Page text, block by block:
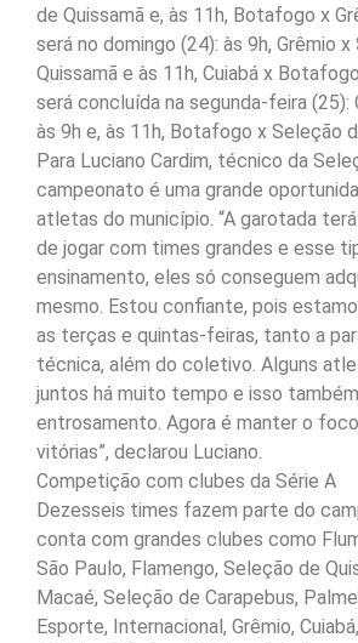
de Quissamã e, às 11h, Botafogo x
será no domingo (24): às 9h, Grêmio
Quissamã e às 11h, Cuiabá x
será concluída na segunda-feira (25):
às 9h e, às 11h, Botafogo x Seleção
Para Luciano Cardim, técnico da
campeonato é uma grande
atletas do município. “A garotada
de jogar com times grandes e esse
ensinamento, eles só conseguem
mesmo. Estou confiante, pois
as terças e quintas-feiras, tanto a
técnica, além do coletivo. Alguns
juntos há muito tempo e isso
entrosamento. Agora é manter o
vitórias”, declarou Luciano.
Competição com clubes da Série A
Dezesseis times fazem parte do
conta com grandes clubes como
São Paulo, Flamengo, Seleção de
Macaé, Seleção de Carapebus,
Esporte, Internacional, Grêmio,